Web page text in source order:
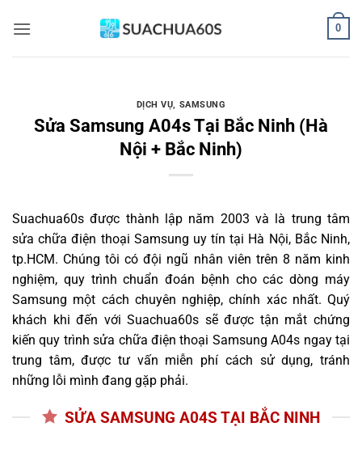
qua
0
DỊCH VỤ, SAMSUNG
Sửa Samsung A04s Tại Bắc Ninh (Hà
Nội + Bắc Ninh)
Suachua60s được thành lập năm 2003 và là trung tâm
sửa chữa điện thoại Samsung uy tín tại Hà Nội, Bắc Ninh,
tp.HCM. Chúng tôi có đội ngũ nhân viên trên 8 năm kinh
nghiệm, quy trình chuẩn đoán bệnh cho các dòng máy
Samsung một cách chuyên nghiệp, chính xác nhất. Quý
khách khi đến với Suachua60s sẽ được tận mắt chứng
kiến quy trình sửa chữa điện thoại Samsung A04s ngay tại
trung tâm, được tư vấn miễn phí cách sử dụng, tránh
những lỗi mình đang gặp phải.
SỬA SAMSUNG A04S TẠI BẮC NINH